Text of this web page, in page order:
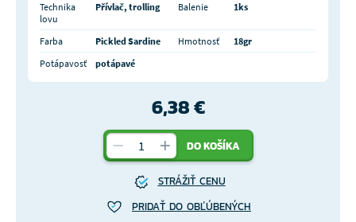
Technika
lovu
Přívlač, trolling Balenie 1ks
Farba Pickled Sardine Hmotnosť
18gr
Potápavosť
potápavé
6,38 €
DO KOŠÍKA
STRÁŽIŤ CENU
PRIDAŤ DO OBĽÚBENÝCH